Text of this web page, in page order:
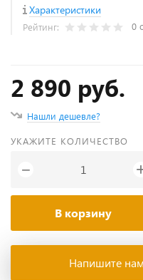
Характеристики
Рейтинг: 0
2 890 руб.
Нашли дешевле?
УКАЖИТЕ КОЛИЧЕСТВО
−
В корзину
Напишите